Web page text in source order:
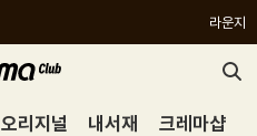
라운지
오리지널 내서재 크레마샵